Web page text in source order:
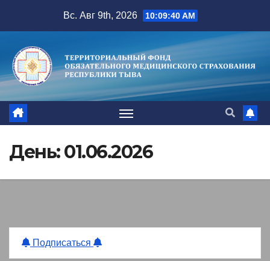
содержимому
Вс. Авг 9th, 2026 10:09:41 AM
День:01.06.2026
Подписаться